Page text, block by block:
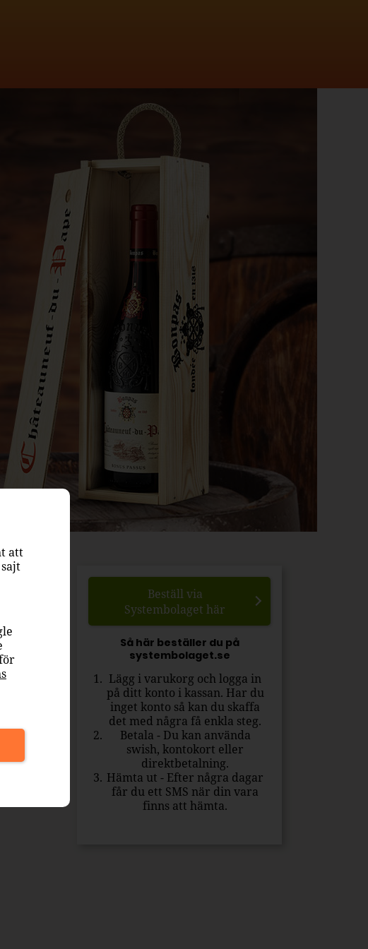
Beställ via
Systembolaget här
Så här beställer du på
systembolaget.se
Lägg i varukorg och logga in
på ditt konto i kassan. Har du
inget konto så kan du skaffa
det med några få enkla steg.
Betala - Du kan använda
swish, kontokort eller
direktbetalning.
Hämta ut - Efter några dagar
får du ett SMS när din vara
finns att hämta.
att